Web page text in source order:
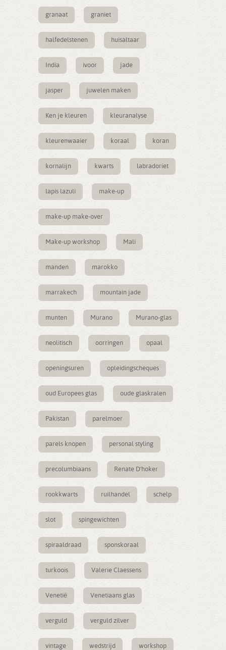
granaat graniet
halfedelstenen huisaltaar
India ivoor jade
jasper juwelen maken
Ken je kleuren kleuranalyse
kleurenwaaier koraal koran
kornalijn kwarts labradoriet
lapis lazuli make-up
make-up make-over
Make-up workshop Mali
manden marokko
marrakech mountain jade
munten Murano Murano-glas
neolitisch oorringen opaal
openingsuren opleidingscheques
oud Europees glas oude glaskralen
Pakistan parelmoer
parels knopen personal styling
precolumbiaans Renate D'hoker
rookkwarts ruilhandel schelp
slot spingewichten
spiraaldraad sponskoraal
turkoois Valerie Claessens
Venetië Venetiaans glas
verguld verguld zilver
vintage wedstrijd workshop